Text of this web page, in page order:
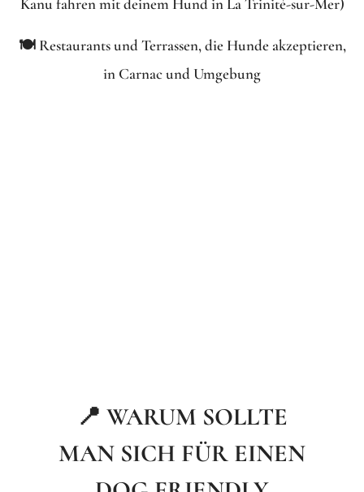
Kanu fahren mit deinem Hund in La Trinité-sur-Mer)
🍽️ Restaurants und Terrassen, die Hunde akzeptieren,
in Carnac und Umgebung
📍 WARUM SOLLTE
MAN SICH FÜR EINEN